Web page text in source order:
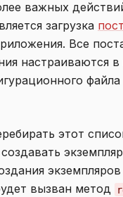
важных
загрузка
Все
настраиваются в
файла
этот
экземпляров
вызван метод